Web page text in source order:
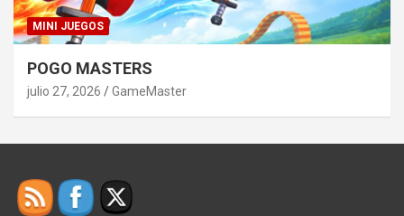
MINI JUEGOS
POGO MASTERS
julio 27, 2026 GameMaster